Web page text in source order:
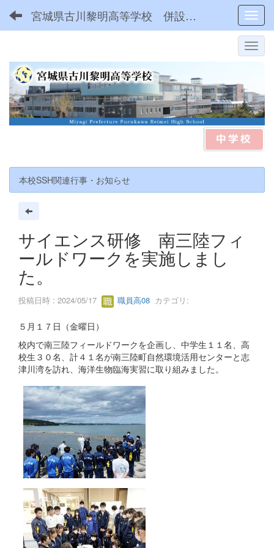
宮城県古川黎明高等学校 併設型中高一貫
本校SSH関連行事・お知らせ
サイエンス研修 南三陸フィ
ールドワークを実施しまし
た。
投稿日時 : 2024/05/17 職員高08 カテゴリ:
５月１７日（金曜日）
校内で南三陸フィールドワークを企画し、中学生１１名、高
校生３０名、計４１名が南三陸町自然環境活用センターと志
津川湾を訪れ、海洋生物臨海実習に取り組みました。